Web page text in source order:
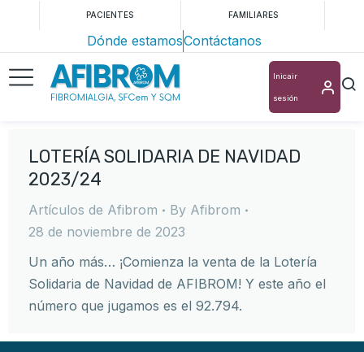
PACIENTES FAMILIARES
Dónde estamosContáctanos
Inicair
sesión
LOTERÍA SOLIDARIA DE NAVIDAD
2023/24
Artículos de Afibrom By Afibrom
28 de noviembre de 2023
Un año más… ¡Comienza la venta de la Lotería
Solidaria de Navidad de AFIBROM! Y este año el
número que jugamos es el 92.794.